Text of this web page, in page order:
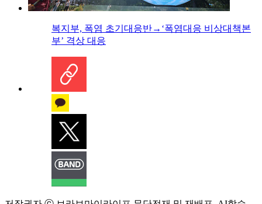
복지부, 폭염 초기대응반→‘폭염대응 비상대책본
부’ 격상 대응